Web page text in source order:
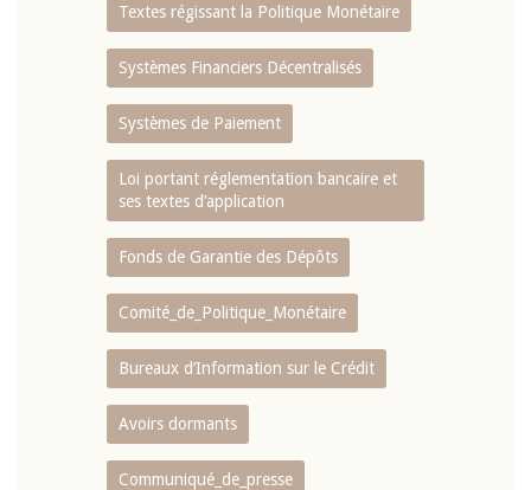
Textes régissant la Politique Monétaire
Systèmes Financiers Décentralisés
Systèmes de Paiement
Loi portant réglementation bancaire et
ses textes d’application
Fonds de Garantie des Dépôts
Comité_de_Politique_Monétaire
Bureaux d’Information sur le Crédit
Avoirs dormants
Communiqué_de_presse